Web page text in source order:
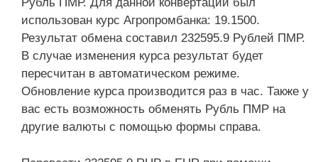
использован курс Агропромбанка: 19.1500.
Результат обмена составил 232595.9 Рублей ПМР.
В случае изменения курса результат будет
пересчитан в автоматическом режиме.
Обновление курса производится раз в час. Также у
вас есть возможность обменять Рубль ПМР на
другие валюты с помощью формы справа.